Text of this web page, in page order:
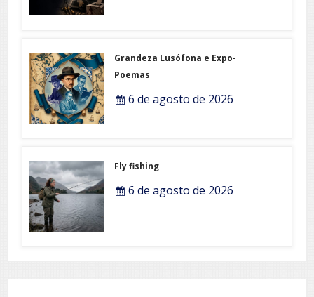
Grandeza Lusófona e Expo-
Poemas
6 de agosto de 2026
Fly fishing
6 de agosto de 2026